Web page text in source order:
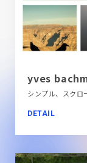
yves
DETAIL